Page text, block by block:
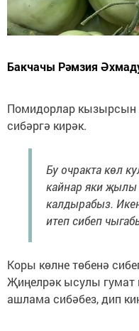
Бакчачы Рәмзия
Помидорлар кызырсын
сибәргә кирәк.
Бу очракта көл
кайнар яки җылы
калдырабыз.
итеп сибеп
Коры көлне төбенә
Җиңелрәк ысулы гумат
ашлама сибәбез, дип